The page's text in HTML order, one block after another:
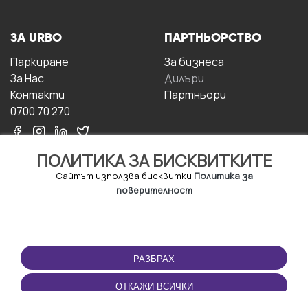
ПОЛИТИКА ЗА БИСКВИТКИТЕ
Сайтът използва бисквитки Политика за
поверителност
РАЗБРАХ
ОТКАЖИ ВСИЧКИ
ЗА URBO
Паркиране
За Hас
Контакти
0700 70 270
ПАРТНЬОРСТВО
За бизнесa
Дилъри
Партньори
ПОЛЗВАНЕ
Правила и условия за
ползване
ПРИЛОЖЕНИЕТО